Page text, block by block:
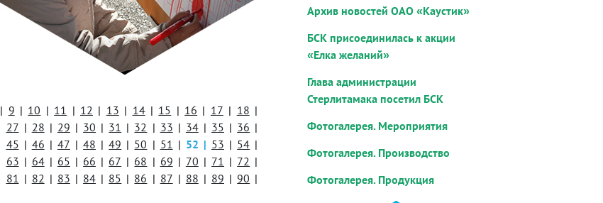
| 9 | 10 | 11 | 12 | 13 | 14 | 15 | 16 | 17 | 18 |
27 | 28 | 29 | 30 | 31 | 32 | 33 | 34 | 35 | 36 |
45 | 46 | 47 | 48 | 49 | 50 | 51 | 52 | 53 | 54 |
63 | 64 | 65 | 66 | 67 | 68 | 69 | 70 | 71 | 72 |
81 | 82 | 83 | 84 | 85 | 86 | 87 | 88 | 89 | 90 |
Архив новостей ОАО «Каустик»
БСК присоединилась к акции
«Елка желаний»
Глава администрации
Стерлитамака посетил БСК
Фотогалерея. Мероприятия
Фотогалерея. Производство
Фотогалерея. Продукция